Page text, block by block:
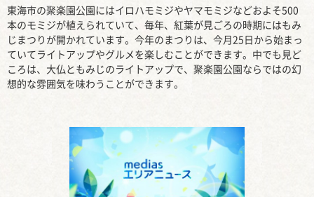
東海市の聚楽園公園にはイロハモミジやヤマモミジなどおよそ500
本のモミジが植えられていて、毎年、紅葉が見ごろの時期にはもみ
じまつりが開かれています。今年のまつりは、今月25日から始まっ
ていてライトアップやグルメを楽しむことができます。中でも見ど
ころは、大仏ともみじのライトアップで、聚楽園公園ならではの幻
想的な雰囲気を味わうことができます。